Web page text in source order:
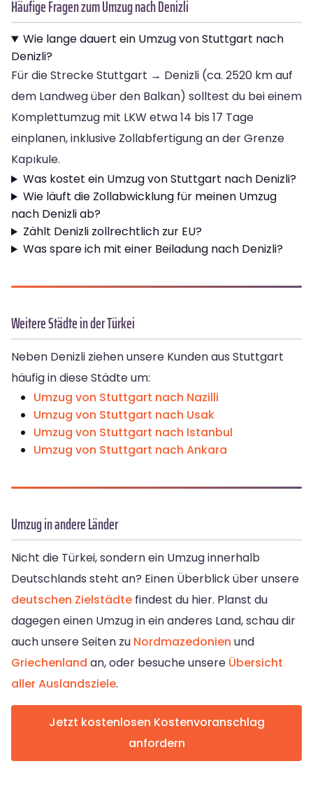
Häufige Fragen zum Umzug nach Denizli
Wie lange dauert ein Umzug von Stuttgart nach
Denizli?
Für die Strecke Stuttgart → Denizli (ca. 2520 km auf
dem Landweg über den Balkan) solltest du bei einem
Komplettumzug mit LKW etwa 14 bis 17 Tage
einplanen, inklusive Zollabfertigung an der Grenze
Kapıkule.
Was kostet ein Umzug von Stuttgart nach Denizli?
Wie läuft die Zollabwicklung für meinen Umzug
nach Denizli ab?
Zählt Denizli zollrechtlich zur EU?
Was spare ich mit einer Beiladung nach Denizli?
Weitere Städte in der Türkei
Neben Denizli ziehen unsere Kunden aus Stuttgart
häufig in diese Städte um:
Umzug von Stuttgart nach Nazilli
Umzug von Stuttgart nach Usak
Umzug von Stuttgart nach Istanbul
Umzug von Stuttgart nach Ankara
Umzug in andere Länder
Nicht die Türkei, sondern ein Umzug innerhalb
Deutschlands steht an? Einen Überblick über unsere
deutschen Zielstädte findest du hier. Planst du
dagegen einen Umzug in ein anderes Land, schau dir
auch unsere Seiten zu Nordmazedonien und
Griechenland an, oder besuche unsere Übersicht
aller Auslandsziele.
Jetzt kostenlosen Kostenvoranschlag
anfordern